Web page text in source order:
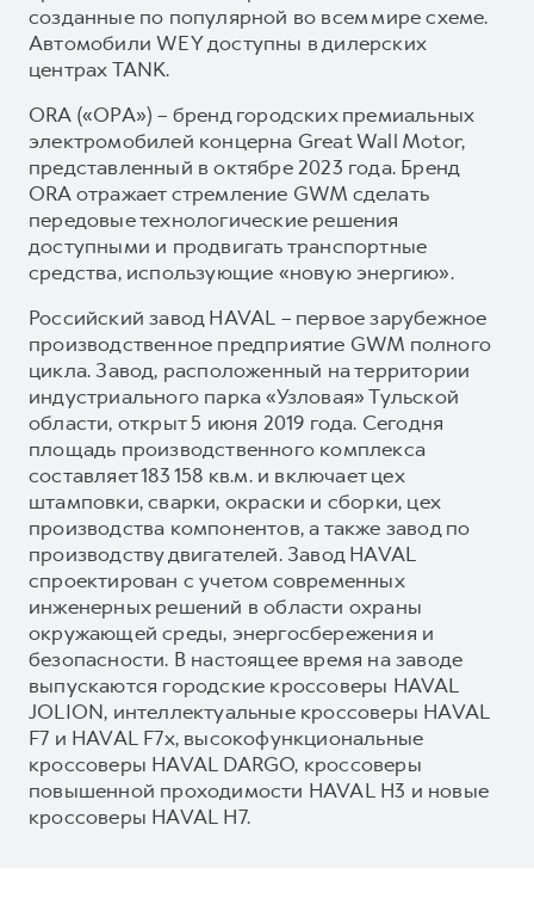
созданные по популярной во всем мире схеме.
Автомобили WEY доступны в дилерских
центрах TANK.
ORA («ОРА») – бренд городских премиальных
электромобилей концерна Great Wall Motor,
представленный в октябре 2023 года. Бренд
ORA отражает стремление GWM сделать
передовые технологические решения
доступными и продвигать транспортные
средства, использующие «новую энергию».
Российский завод HAVAL – первое зарубежное
производственное предприятие GWM полного
цикла. Завод, расположенный на территории
индустриального парка «Узловая» Тульской
области, открыт 5 июня 2019 года. Сегодня
площадь производственного комплекса
составляет 183 158 кв.м. и включает цех
штамповки, сварки, окраски и сборки, цех
производства компонентов, а также завод по
производству двигателей. Завод HAVAL
спроектирован с учетом современных
инженерных решений в области охраны
окружающей среды, энергосбережения и
безопасности. В настоящее время на заводе
выпускаются городские кроссоверы HAVAL
JOLION, интеллектуальные кроссоверы HAVAL
F7 и HAVAL F7x, высокофункциональные
кроссоверы HAVAL DARGO, кроссоверы
повышенной проходимости HAVAL H3 и новые
кроссоверы HAVAL H7.